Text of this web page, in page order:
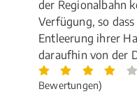
der Regionalbahn
Verfügung, so
Entleerung ihrer
daraufhin von der
Bewertungen)